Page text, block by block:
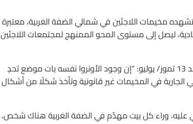
مخيمات اللاجئين في شمالي الضفة الغربية، معتبرة
ليصل إلى مستوى المحو الممنهج لمجتمعات اللاجئين
وقال مدير شؤون “أونروا” في الضفة الغربية “رولاند فريدريك” في بيان اليوم الأحد 13 تموز/ يوليو: “إن وجود الأونروا نفسه بات موضع تحدٍ
في المخيمات غير قانونية وتأخذ شكلًا من أشكال
عليه، وراء كل بيت مهدّم في الضفة الغربية هناك شخص،